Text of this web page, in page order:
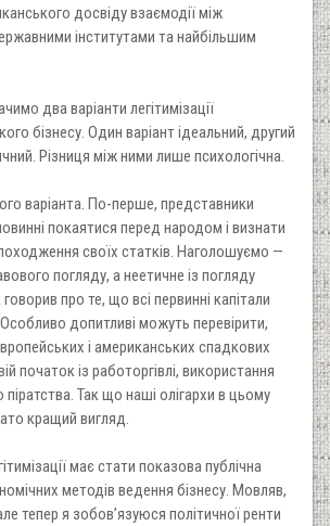
досвіду взаємодії між
інститутами та найбільшим
два варіанти легітимізації
бізнесу. Один варіант ідеальний, другий
Різниця між ними лише психологічна.
варіанта. По-перше, представники
покаятися перед народом і визнати
своїх статків. Наголошуємо —
погляду, а неетичне із погляду
про те, що всі первинні капітали
Особливо допитливі можуть перевірити,
i американських спадкових
початок із работоргівлі, використання
піратства. Так що наші олігархи в цьому
кращий вигляд.
має стати показова публічна
методів ведення бізнесу. Мовляв,
тепер я зобов’язуюся політичної ренти